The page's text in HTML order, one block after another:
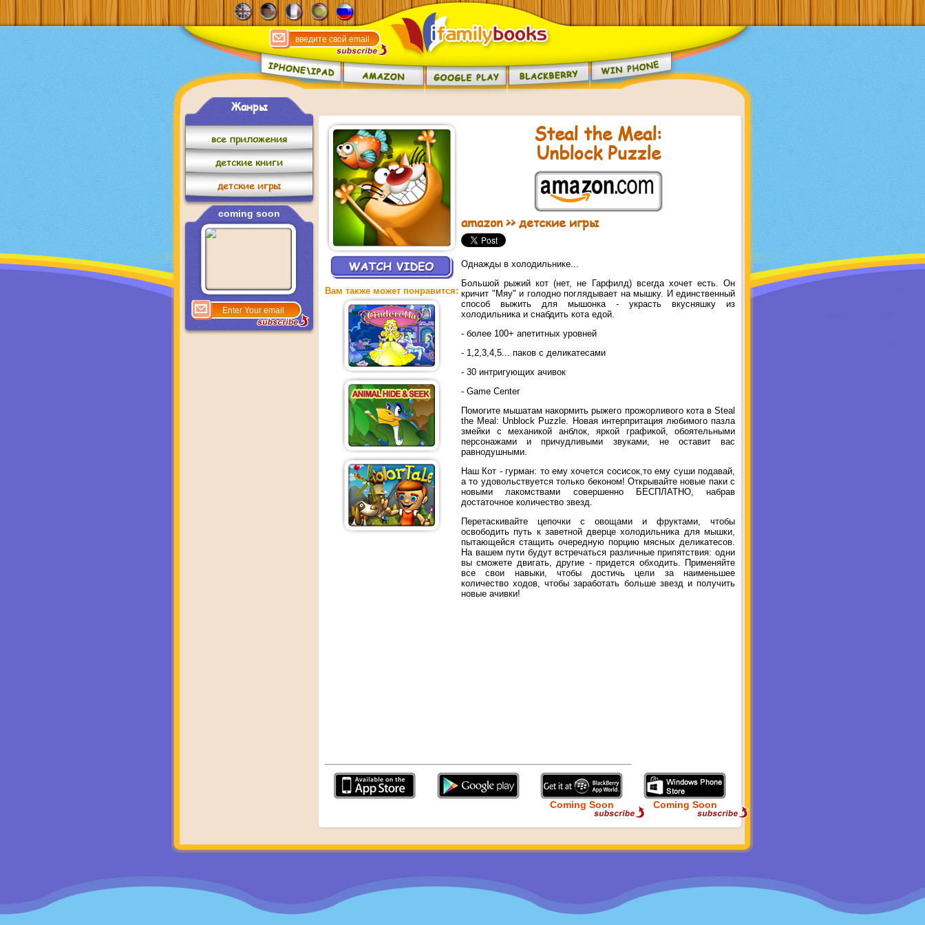
Жанры
все приложения
детские книги
детские игры
coming soon
Вам также может понравится:
Steal the Meal:
Unblock Puzzle
amazon>>детские игры
Однажды в холодильнике...
Большой рыжий кот (нет, не Гарфилд) всегда хочет есть. Он
кричит "Мяу" и голодно поглядывает на мышку. И единственный
способ выжить для мышонка - украсть вкусняшку из
холодильника и снабдить кота едой.
- более 100+ апетитных уровней
- 1,2,3,4,5... паков с деликатесами
- 30 интригующих ачивок
- Game Center
Помогите мышатам накормить рыжего прожорливого кота в Steal
the Meal: Unblock Puzzle. Новая интерпритация любимого пазла
змейки с механикой анблок, яркой графикой, обоятельными
персонажами и причудливыми звуками, не оставит вас
равнодушными.
Наш Кот - гурман: то ему хочется сосисок,то ему суши подавай,
а то удовольствуется только беконом! Открывайте новые паки с
новыми лакомствами совершенно БЕСПЛАТНО, набрав
достаточное количество звезд.
Перетаскивайте цепочки с овощами и фруктами, чтобы
освободить путь к заветной дверце холодильника для мышки,
пытающейся стащить очередную порцию мясных деликатесов.
На вашем пути будут встречаться различные припятствия: одни
вы сможете двигать, другие - придется обходить. Применяйте
все свои навыки, чтобы достичь цели за наименьшее
количество ходов, чтобы заработать больше звезд и получить
новые ачивки!
Coming Soon Coming Soon